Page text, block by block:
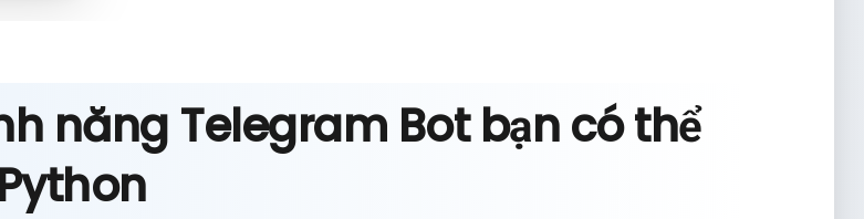
năng Telegram Bot bạn có thể